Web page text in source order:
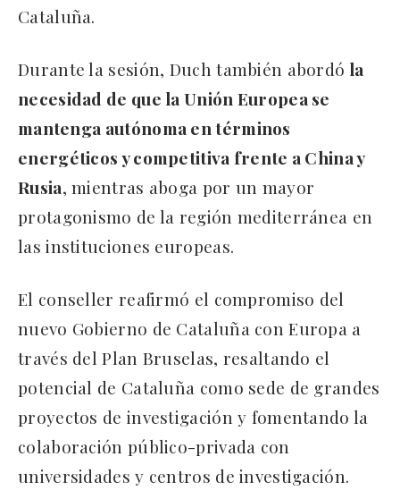
Cataluña.
Durante la sesión, Duch también abordó la
necesidad de que la Unión Europea se
mantenga autónoma en términos
energéticos y competitiva frente a China y
Rusia, mientras aboga por un mayor
protagonismo de la región mediterránea en
las instituciones europeas.
El conseller reafirmó el compromiso del
nuevo Gobierno de Cataluña con Europa a
través del Plan Bruselas, resaltando el
potencial de Cataluña como sede de grandes
proyectos de investigación y fomentando la
colaboración público-privada con
universidades y centros de investigación.